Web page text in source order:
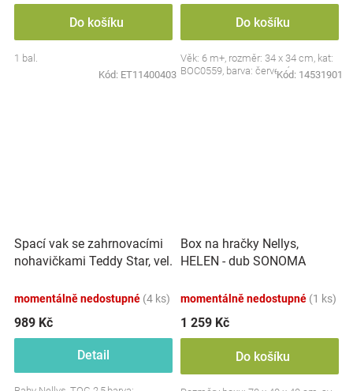
Do košíku
1 bal.
Kód: ET11400403
Do košíku
Věk: 6 m+, rozměr: 34 x 34 cm, kat:
BOC0559, barva: červená
Kód: 14531901
Spací vak se zahrnovacími
nohavičkami Teddy Star, vel.
momentálně nedostupné (4 ks)
989 Kč
Detail
Box na hračky Nellys,
HELEN - dub SONOMA
momentálně nedostupné (1 ks)
1 259 Kč
Do košíku